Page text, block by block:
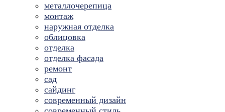
металлочерепица
монтаж
наружная отделка
облицовка
отделка
отделка фасада
ремонт
сад
сайдинг
современный дизайн